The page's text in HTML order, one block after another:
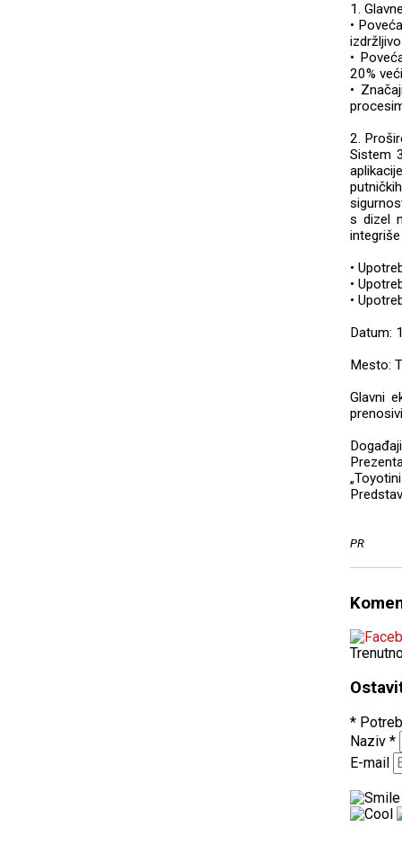
1.
•
•
20%
•
2.
Sistem
s dizel
•
•
•
Datum:
Mesto:
Glavni
Događaji
PR
*
Naziv *
E-mail